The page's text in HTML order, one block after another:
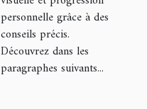
personnelle grâce à des
conseils précis.
Découvrez dans les
paragraphes suivants...